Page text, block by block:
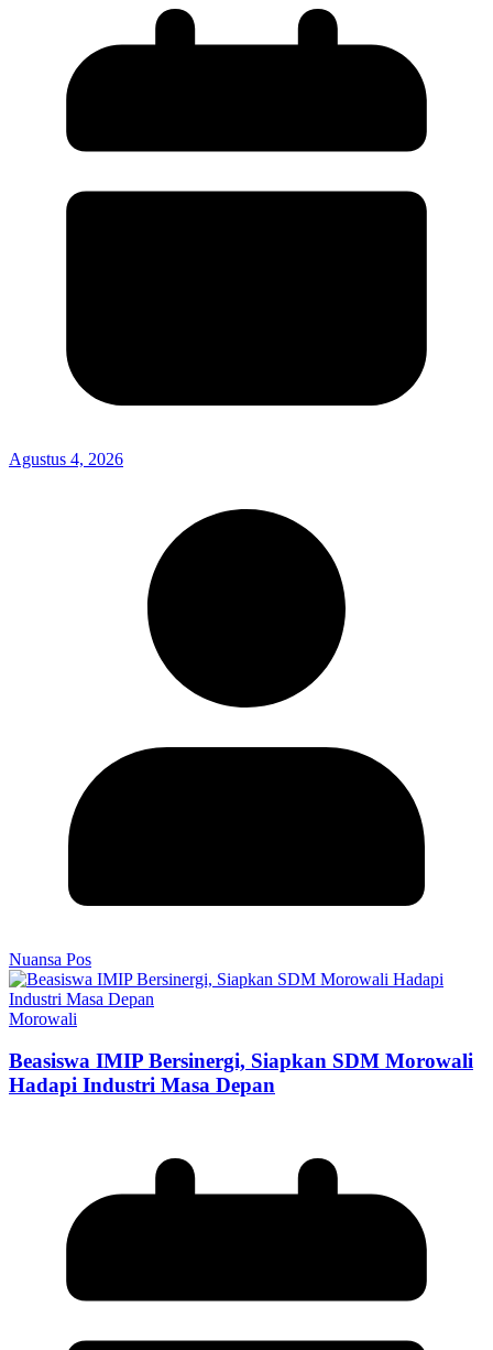
Agustus 4, 2026
Nuansa Pos
Morowali
Beasiswa IMIP Bersinergi, Siapkan SDM Morowali
Hadapi Industri Masa Depan